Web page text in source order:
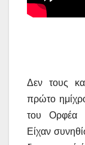
Δεν τους
πρώτο
του Ορφέα
Είχαν